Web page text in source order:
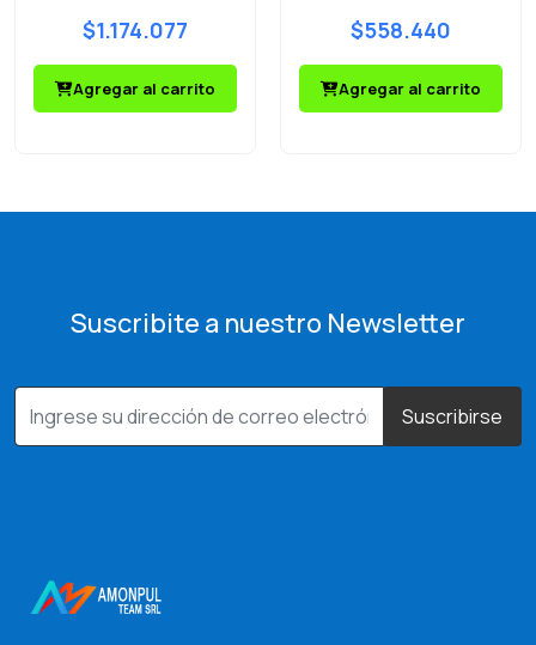
$1.174.077
Agregar al carrito
$558.440
Agregar al carrito
Suscribite a nuestro Newsletter
Suscribirse